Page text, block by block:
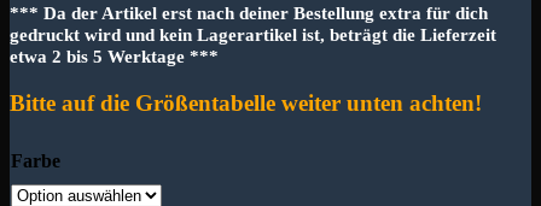
*** Da der Artikel erst nach deiner Bestellung extra für dich
gedruckt wird und kein Lagerartikel ist, beträgt die Lieferzeit
etwa 2 bis 5 Werktage ***
Bitte auf die Größentabelle weiter unten achten!
Farbe